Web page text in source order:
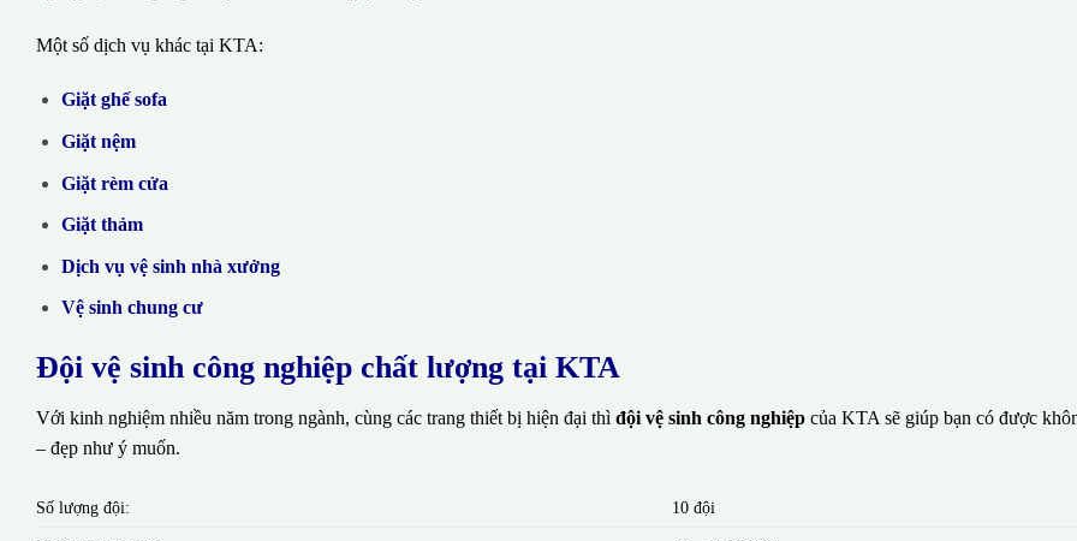
Một số dịch vụ khác tại KTA:
Giặt ghế sofa
Giặt nệm
Giặt rèm cửa
Giặt thảm
Dịch vụ vệ sinh nhà xưởng
Vệ sinh chung cư
Đội vệ sinh công nghiệp chất lượng tại KTA
Với kinh nghiệm nhiều năm trong ngành, cùng các trang thiết bị hiện đại thì đội vệ sinh công nghiệp của KTA sẽ giúp bạn có được
– đẹp như ý muốn.
Số lượng đội: 10 đội